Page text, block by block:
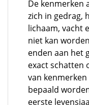
De kenmerken
zich in gedrag,
lichaam, vacht
niet kan
enden aan het
exact schatten
van
bepaald
eerste